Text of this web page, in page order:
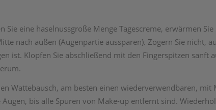
Sie eine haselnussgroße Menge Tagescreme, erwärmen
nach außen (Augenpartie aussparen). Zögern Sie nicht,
ist. Klopfen Sie abschließend mit den Fingerspitzen sanft
Wattebausch, am besten einen wiederverwendbaren, mit
bis alle Spuren von Make-up entfernt sind.